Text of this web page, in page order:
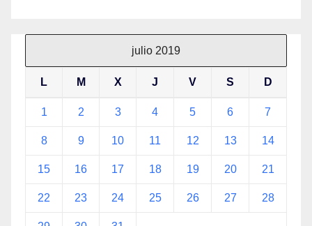
julio 2019
L M X J V S D
1 2 3 4 5 6 7
8 9 10 11 12 13 14
15 16 17 18 19 20 21
22 23 24 25 26 27 28